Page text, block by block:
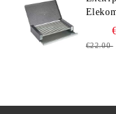
EK-403А,
дисплей,
- 6.0 мм,
бр.
€22.00